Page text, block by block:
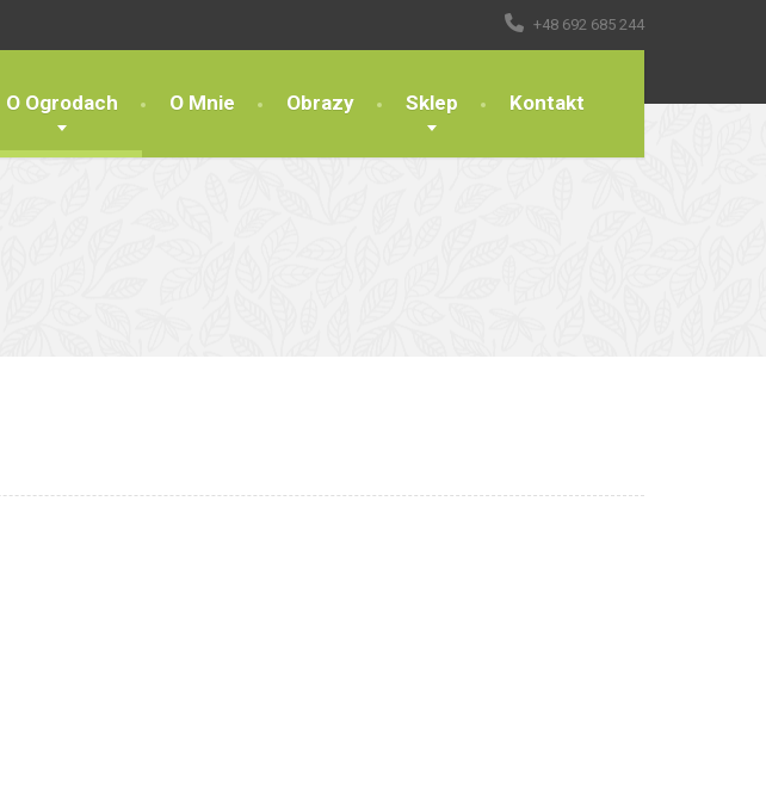
+48 692 685 244
O Ogrodach O Mnie Obrazy Sklep Kontakt